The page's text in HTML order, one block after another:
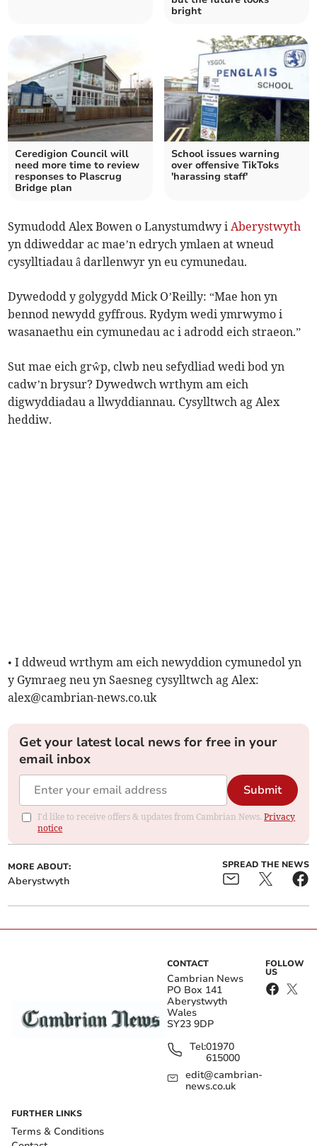
bright
Ceredigion Council will
need more time to review
responses to Plascrug
Bridge plan
School issues warning
over offensive TikToks
'harassing staff'
Symudodd Alex Bowen o Lanystumdwy iAberystwyth
yn ddiweddar ac mae’n edrych ymlaen at wneud
cysylltiadau â darllenwyr yn eu cymunedau.
Dywedodd y golygydd Mick O’Reilly: “Mae hon yn
bennod newydd gyffrous. Rydym wedi ymrwymo i
wasanaethu ein cymunedau ac i adrodd eich straeon.”
Sut mae eich grŵp, clwb neu sefydliad wedi bod yn
cadw’n brysur? Dywedwch wrthym am eich
digwyddiadau a llwyddiannau. Cysylltwch ag Alex
heddiw.
• I ddweud wrthym am eich newyddion cymunedol yn
y Gymraeg neu yn Saesneg cysylltwch ag Alex:
alex@cambrian-news.co.uk
Get your latest local news for free in your
email inbox
Submit
I'd like to receive offers & updates from Cambrian News.Privacy
notice
MORE ABOUT:
Aberystwyth
SPREAD THE NEWS
CONTACT
Cambrian News
PO Box 141
Aberystwyth
Wales
SY23 9DP
Tel:01970
615000
edit@cambrian-
news.co.uk
FOLLOW
US
FURTHER LINKS
Terms & Conditions